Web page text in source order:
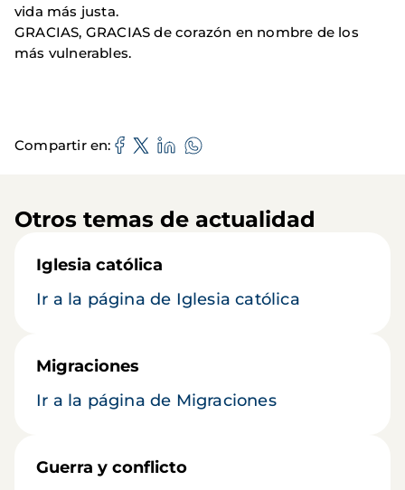
vida más justa.
GRACIAS, GRACIAS de corazón en nombre de los
más vulnerables.
Compartir en
Otros temas de actualidad
Iglesia católica
Ir a la página de Iglesia católica
Migraciones
Ir a la página de Migraciones
Guerra y conflicto